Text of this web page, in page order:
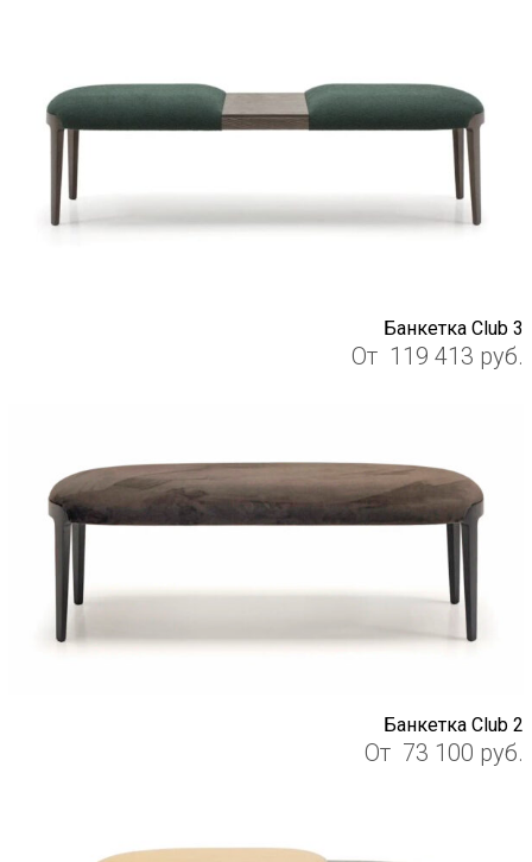
Банкетка Club 3
От 119 413 руб.
Банкетка Club 2
От 73 100 руб.